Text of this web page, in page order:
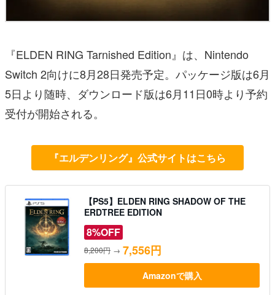
『ELDEN RING Tarnished Edition』は、Nintendo
Switch 2向けに8月28日発売予定。パッケージ版は6月
5日より随時、ダウンロード版は6月11日0時より予約
受付が開始される。
『エルデンリング』公式サイトはこちら
【PS5】ELDEN RING SHADOW OF THE
ERDTREE EDITION
8%OFF
8,200円 → 7,556円
Amazonで購入